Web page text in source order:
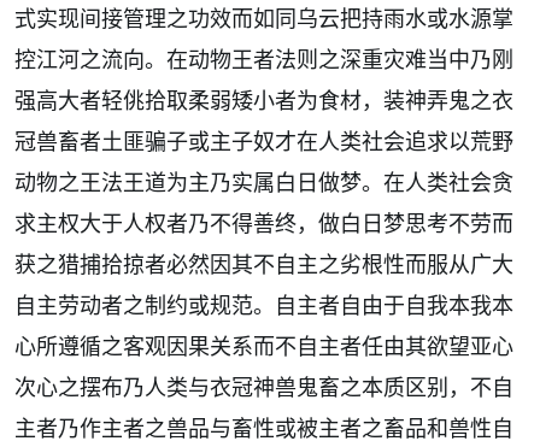
式实现间接管理之功效而如同乌云把持雨水或水源掌
控江河之流向。在动物王者法则之深重灾难当中乃刚
强高大者轻佻拾取柔弱矮小者为食材，装神弄鬼之衣
冠兽畜者土匪骗子或主子奴才在人类社会追求以荒野
动物之王法王道为主乃实属白日做梦。在人类社会贪
求主权大于人权者乃不得善终，做白日梦思考不劳而
获之猎捕拾掠者必然因其不自主之劣根性而服从广大
自主劳动者之制约或规范。自主者自由于自我本我本
心所遵循之客观因果关系而不自主者任由其欲望亚心
次心之摆布乃人类与衣冠神兽鬼畜之本质区别，不自
主者乃作主者之兽品与畜性或被主者之畜品和兽性自